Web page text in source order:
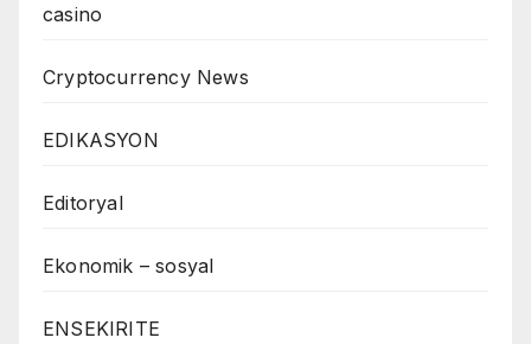
casino
Cryptocurrency News
EDIKASYON
Editoryal
Ekonomik – sosyal
ENSEKIRITE